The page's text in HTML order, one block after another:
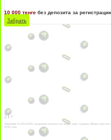
10 000 тенге без депозита за
Забрать
21+
Лицензии №24514359, выданной комитетом индустрии туризма Министерства
2034 года.